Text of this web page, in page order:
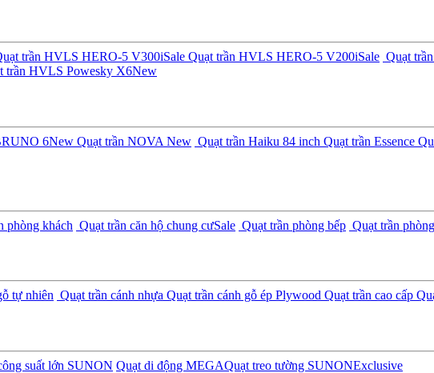
trần HVLS HERO-5 V300iSale Quạt trần HVLS HERO-5 V200iSale Quạt
trần HVLS Powesky X6New
6New Quạt trần NOVA New Quạt trần Haiku 84 inch Quạt trần Essence
phòng khách Quạt trần căn hộ chung cưSale Quạt trần phòng bếp Quạt trần
tự nhiên Quạt trần cánh nhựa Quạt trần cánh gỗ ép Plywood Quạt trần cao cấp
suất lớn SUNON Quạt di động MEGAQuạt treo tường SUNONExclusive